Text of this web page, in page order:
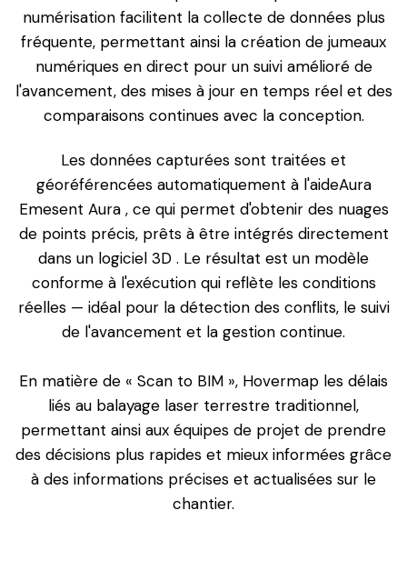
numérisation facilitent la collecte de données plus
fréquente, permettant ainsi la création de jumeaux
numériques en direct pour un suivi amélioré de
l'avancement, des mises à jour en temps réel et des
comparaisons continues avec la conception.
Les données capturées sont traitées et
géoréférencées automatiquement à l'aideAura
Emesent Aura , ce qui permet d'obtenir des nuages
de points précis, prêts à être intégrés directement
dans un logiciel 3D . Le résultat est un modèle
conforme à l'exécution qui reflète les conditions
réelles — idéal pour la détection des conflits, le suivi
de l'avancement et la gestion continue.
En matière de « Scan to BIM », Hovermap les délais
liés au balayage laser terrestre traditionnel,
permettant ainsi aux équipes de projet de prendre
des décisions plus rapides et mieux informées grâce
à des informations précises et actualisées sur le
chantier.